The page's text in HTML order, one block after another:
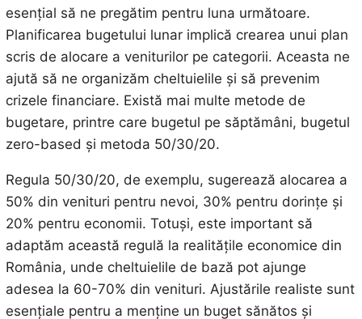
esențial să ne pregătim pentru luna următoare.
Planificarea bugetului lunar implică crearea unui plan
scris de alocare a veniturilor pe categorii. Aceasta ne
ajută să ne organizăm cheltuielile și să prevenim
crizele financiare. Există mai multe metode de
bugetare, printre care bugetul pe săptămâni, bugetul
zero-based și metoda 50/30/20.
Regula 50/30/20, de exemplu, sugerează alocarea a
50% din venituri pentru nevoi, 30% pentru dorințe și
20% pentru economii. Totuși, este important să
adaptăm această regulă la realitățile economice din
România, unde cheltuielile de bază pot ajunge
adesea la 60-70% din venituri. Ajustările realiste sunt
esențiale pentru a menține un buget sănătos și